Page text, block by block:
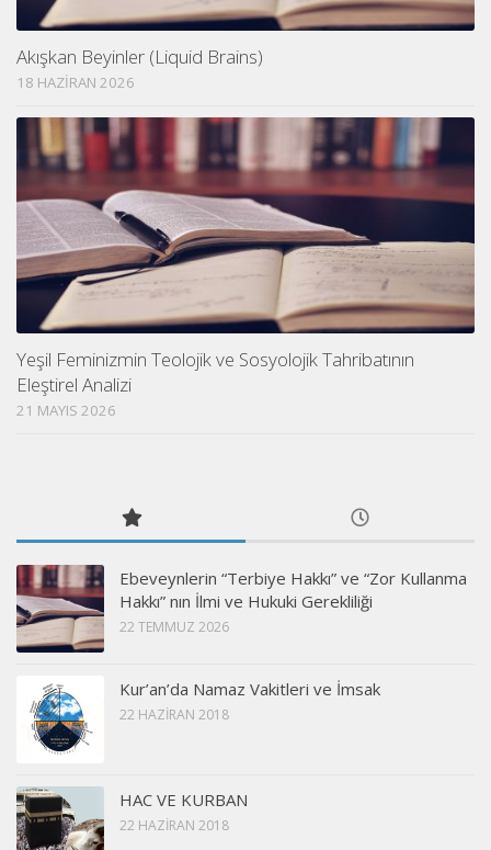
Akışkan Beyinler (Liquid Brains)
18 HAZIRAN 2026
Yeşil Feminizmin Teolojik ve Sosyolojik Tahribatının
Eleştirel Analizi
21 MAYIS 2026
Ebeveynlerin “Terbiye Hakkı” ve “Zor Kullanma
Hakkı” nın İlmi ve Hukuki Gerekliliği
22 TEMMUZ 2026
Kur’an’da Namaz Vakitleri ve İmsak
22 HAZIRAN 2018
HAC VE KURBAN
22 HAZIRAN 2018